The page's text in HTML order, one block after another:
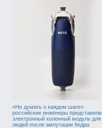
«Не думать о каждом шаге»:
российские инженеры представили
электронный коленный модуль для
людей после ампутации бедра